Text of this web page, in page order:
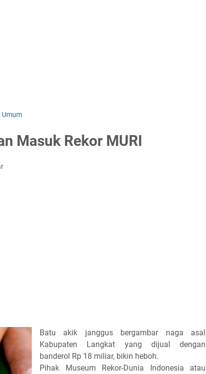
Umum
Masuk Rekor MURI
Batu akik janggus bergambar naga asal
Kabupaten Langkat yang dijual dengan
banderol Rp 18 miliar, bikin heboh.
Pihak Museum Rekor-Dunia Indonesia atau